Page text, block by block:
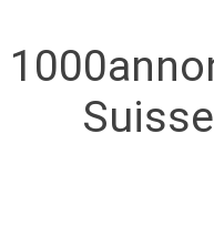
Suisse